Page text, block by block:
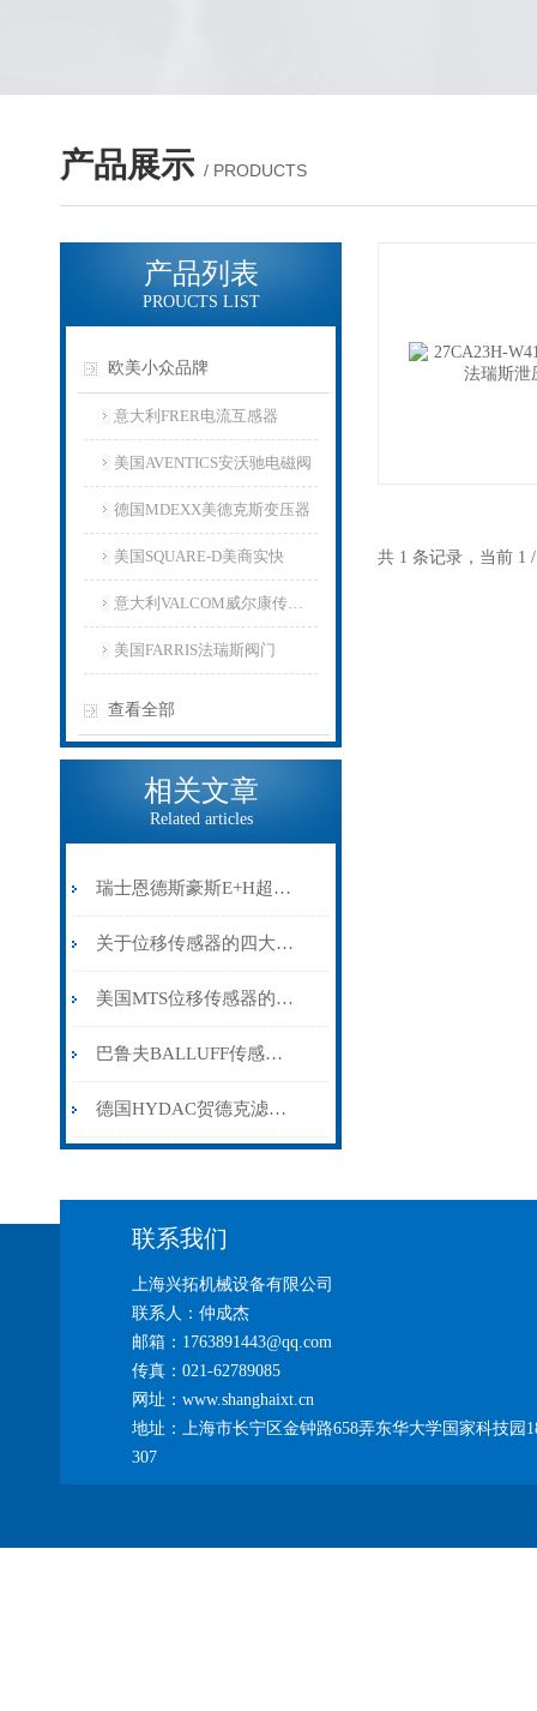
产品展示 / PRODUCTS
产品列表
PROUCTS LIST
欧美小众品牌
意大利FRER电流互感器
美国AVENTICS安沃驰电磁阀
德国MDEXX美德克斯变压器
美国SQUARE-D美商实快
意大利VALCOM威尔康传感器
美国FARRIS法瑞斯阀门
查看全部
相关文章
Related articles
瑞士恩德斯豪斯E+H超声波物位计的工作原理和优点
关于位移传感器的四大功能一一介绍
美国MTS位移传感器的用途和工作要求说明
巴鲁夫BALLUFF传感器的优势主要体现在哪里？
德国HYDAC贺德克滤芯型号示例
共 1 条记录，当前
联系我们
上海兴拓机械设备有限公司
联系人：仲成杰
邮箱：1763891443@qq.com
传真：021-62789085
网址：www.shanghaixt.cn
地址：上海市长宁区金钟路658弄东华大学国家科技园
307